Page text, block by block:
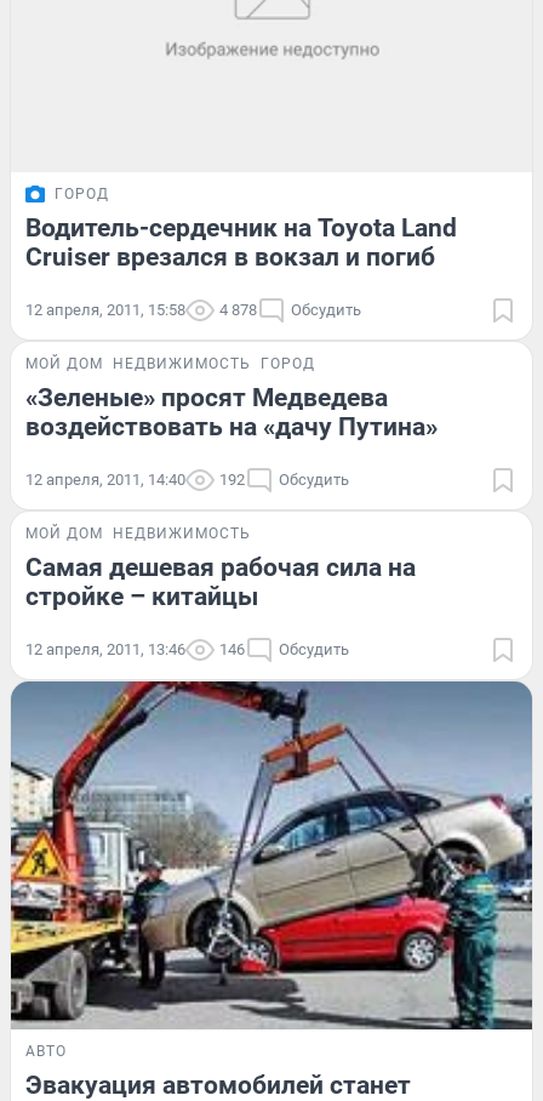
ГОРОД
Водитель-сердечник на Toyota Land
Cruiser врезался в вокзал и погиб
12 апреля, 2011, 15:58 4 878 Обсудить
МОЙ ДОМ НЕДВИЖИМОСТЬ ГОРОД
«Зеленые» просят Медведева
воздействовать на «дачу Путина»
12 апреля, 2011, 14:40 192 Обсудить
МОЙ ДОМ НЕДВИЖИМОСТЬ
Самая дешевая рабочая сила на
стройке – китайцы
12 апреля, 2011, 13:46 146 Обсудить
АВТО
Эвакуация автомобилей станет